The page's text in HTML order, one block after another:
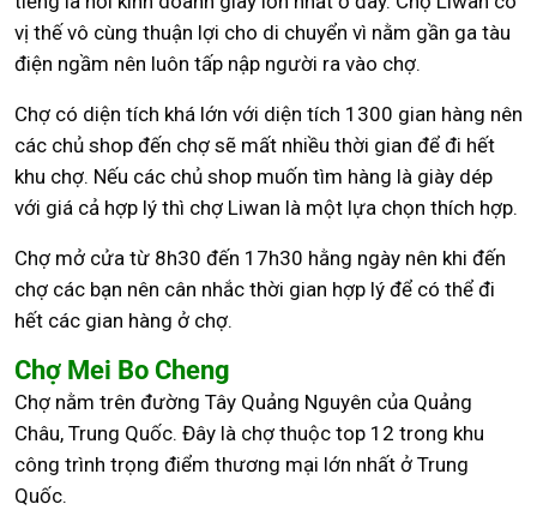
vị thế vô cùng thuận lợi cho di chuyển vì nằm gần ga tàu
điện ngầm nên luôn tấp nập người ra vào chợ.
Chợ có diện tích khá lớn với diện tích 1300 gian hàng nên
các chủ shop đến chợ sẽ mất nhiều thời gian để đi hết
khu chợ. Nếu các chủ shop muốn tìm hàng là giày dép
với giá cả hợp lý thì chợ Liwan là một lựa chọn thích hợp.
Chợ mở cửa từ 8h30 đến 17h30 hằng ngày nên khi đến
chợ các bạn nên cân nhắc thời gian hợp lý để có thể đi
hết các gian hàng ở chợ.
Chợ Mei Bo Cheng
Chợ nằm trên đường Tây Quảng Nguyên của Quảng
Châu, Trung Quốc. Đây là chợ thuộc top 12 trong khu
công trình trọng điểm thương mại lớn nhất ở Trung
Quốc.